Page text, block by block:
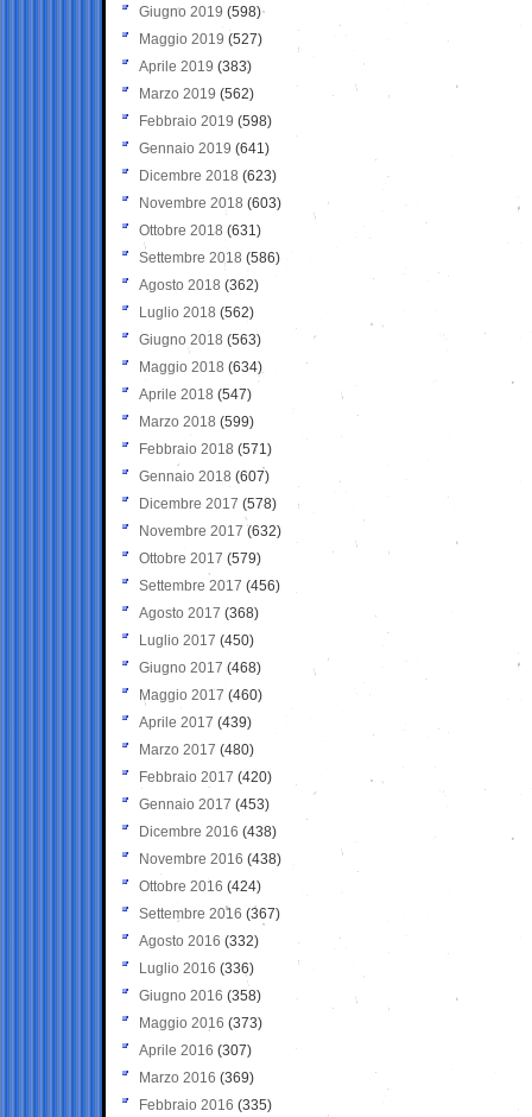
Giugno 2019 (598)
Maggio 2019 (527)
Aprile 2019 (383)
Marzo 2019 (562)
Febbraio 2019 (598)
Gennaio 2019 (641)
Dicembre 2018 (623)
Novembre 2018 (603)
Ottobre 2018 (631)
Settembre 2018 (586)
Agosto 2018 (362)
Luglio 2018 (562)
Giugno 2018 (563)
Maggio 2018 (634)
Aprile 2018 (547)
Marzo 2018 (599)
Febbraio 2018 (571)
Gennaio 2018 (607)
Dicembre 2017 (578)
Novembre 2017 (632)
Ottobre 2017 (579)
Settembre 2017 (456)
Agosto 2017 (368)
Luglio 2017 (450)
Giugno 2017 (468)
Maggio 2017 (460)
Aprile 2017 (439)
Marzo 2017 (480)
Febbraio 2017 (420)
Gennaio 2017 (453)
Dicembre 2016 (438)
Novembre 2016 (438)
Ottobre 2016 (424)
Settembre 2016 (367)
Agosto 2016 (332)
Luglio 2016 (336)
Giugno 2016 (358)
Maggio 2016 (373)
Aprile 2016 (307)
Marzo 2016 (369)
Febbraio 2016 (335)